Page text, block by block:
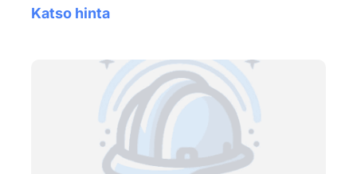
Katso hinta